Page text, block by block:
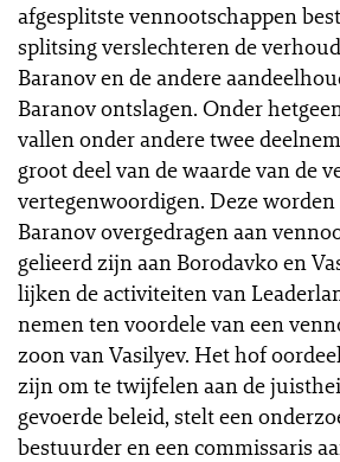
afgesplitste vennootschappen
splitsing verslechteren de
Baranov en de andere
Baranov ontslagen. Onder
vallen onder andere twee
groot deel van de waarde van de
vertegenwoordigen. Deze
Baranov overgedragen aan
gelieerd zijn aan Borodavko en
lijken de activiteiten van
nemen ten voordele van een
zoon van Vasilyev. Het hof
zijn om te twijfelen aan de
gevoerde beleid, stelt een
bestuurder en een commissaris